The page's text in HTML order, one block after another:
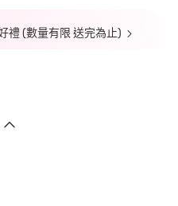
禮 (數量有限 送完為止)